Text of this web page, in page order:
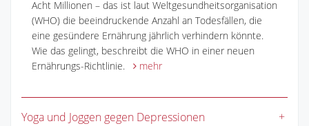
Acht Millionen – das ist laut Weltgesundheitsorganisation
(WHO) die beeindruckende Anzahl an Todesfällen, die
eine gesündere Ernährung jährlich verhindern könnte.
Wie das gelingt, beschreibt die WHO in einer neuen
Ernährungs-Richtlinie.
mehr
Yoga und Joggen gegen Depressionen